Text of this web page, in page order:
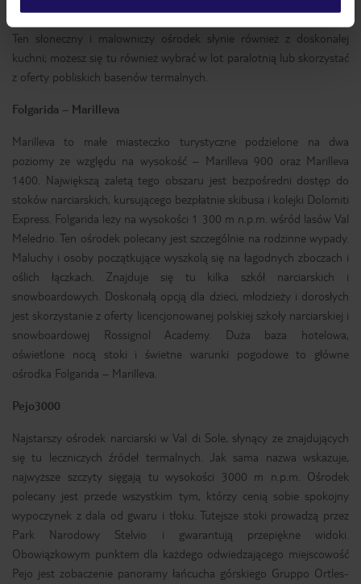
Ten słoneczny i malowniczy ośrodek słynie również z doskonałej
kuchni; możesz się tu również wybrać w lot paralotnią lub skorzystać
z oferty pobliskich basenów termalnych.
Folgarida – Marilleva
Marilleva to małe miasteczko turystyczne podzielone na dwa
poziomy ze względu na wysokość – Marilleva 900 oraz Marilleva
1400. Największą zaletą tego obszaru jest bezpośredni dostęp do
stoków narciarskich, kursującego bezpłatnie skibusa i kolejki Dolomiti
Express. Folgarida leży na wysokości 1 300 m n.p.m. wśród lasów Val
Meledrio. Ten ośrodek polecany jest szczególnie na rodzinne wypady.
Maluchy i osoby początkujące wyszkolą się na łagodnych zboczach i
oślich łączkach. Znajduje się tu kilka szkół narciarskich i
snowboardowych. Doskonałą opcją dla dzieci, młodzieży i dorosłych
jest skorzystanie z oferty licencjonowanej polskiej szkoły narciarskiej i
snowboardowej Rossignol Academy. Duża baza hotelowa,
oświetlone nocą stoki i świetne warunki pogodowe to główne
ośrodka Folgarida – Marilleva.
Pejo3000
Najstarszy ośrodek narciarski w Val di Sole, słynący ze znajdujących
się tu leczniczych źródeł termalnych. Jak sama nazwa wskazuje,
najwyższe szczyty sięgają tu wysokości 3000 m n.p.m. Ośrodek
polecany jest przede wszystkim tym, którzy cenią sobie spokojny
wypoczynek z dala od gwaru i tłoku. Tutejsze stoki prowadzą przez
Park Narodowy Stelvio i gwarantują przepiękne widoki.
Obowiązkowym punktem dla każdego odwiedzającego miejscowość
Pejo jest zobaczenie panoramy łańcucha górskiego Gruppo Ortles-